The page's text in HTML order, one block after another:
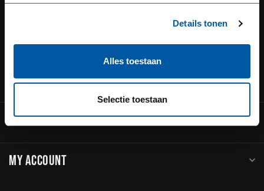
Details tonen
Alles toestaan
Selectie toestaan
+31 348234444
CATEGORIES
INFORMATION
MY ACCOUNT